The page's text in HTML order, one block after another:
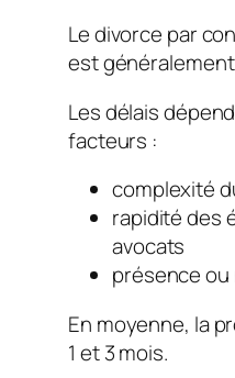
Le divorce par
est
Les délais
facteurs :
complexité
rapidité des
avocats
présence
En moyenne, la
1 et 3 mois.